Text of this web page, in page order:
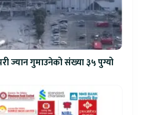
ज्यान गुमाउनेको संख्या ३५ पुग्यो